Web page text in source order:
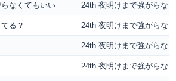
なくてもいい 24th 夜明けまで強がらな
る？ 24th 夜明けまで強がらな
24th 夜明けまで強がらな
24th 夜明けまで強がらな